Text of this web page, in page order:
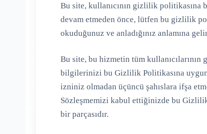
Bu site, kullanıcının gizlilik
devam etmeden önce, lütfen bu gizlilik
okuduğunuz ve anladığınız anlamına
Bu site, bu hizmetin tüm
bilgilerinizi bu Gizlilik Politikasına
izniniz olmadan üçüncü şahıslara ifşa
Sözleşmemizi kabul ettiğinizde bu Gizlilik
bir parçasıdır.